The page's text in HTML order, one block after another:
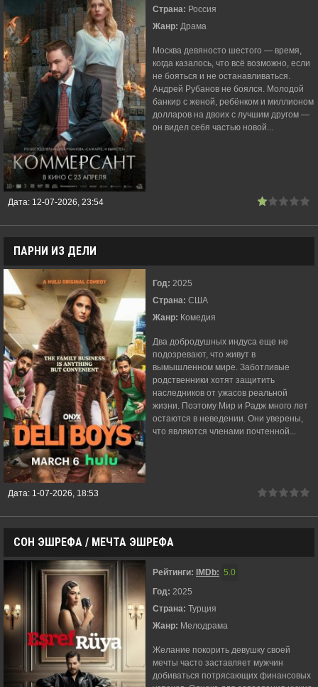
Страна: Россия
Жанр: Драма
Москва девяносто шестого — время,
когда казалось, что всё возможно, если
не бояться и не останавливаться.
Андрей Рубанов не боялся. Молодой
банкир с женой, ребёнком и миллионом
долларов на двоих с лучшим другом —
он видел себя частью новой...
Дата: 12-07-2026, 23:54
ПАРНИ ИЗ ДЕЛИ
Год: 2025
Страна: США
Жанр: Комедия
Два добродушных индуса еще не
подозревают, что живут в
вымышленном мире. Заботливые
родственники хотят защитить
наследников от ужасов реальной
жизни. Поэтому Мир и Радж много лет
остаются в неведении. Они уверены,
что являются членами почтенной...
Дата: 1-07-2026, 18:53
СОН ЭШРЕФА / МЕЧТА ЭШРЕФА
Рейтинги: IMDb: 5.0
Год: 2025
Страна: Турция
Жанр: Мелодрама
Желание покорить девушку своей
мечты часто заставляет мужчин
добиваться потрясающих финансовых